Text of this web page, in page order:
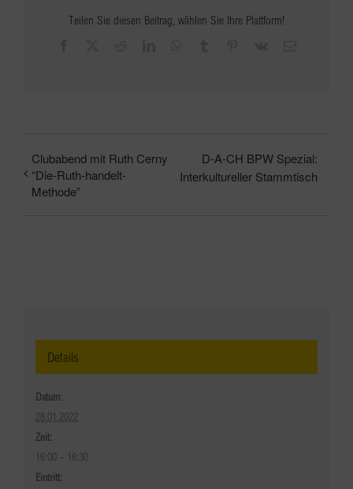
Teilen Sie diesen Beitrag, wählen Sie Ihre Plattform!
Clubabend mit Ruth Cerny
“Die-Ruth-handelt-
Methode”
D-A-CH BPW Spezial:
Interkultureller Stammtisch
Details
Datum:
28.01.2022
Zeit:
16:00 - 18:30
Eintritt: